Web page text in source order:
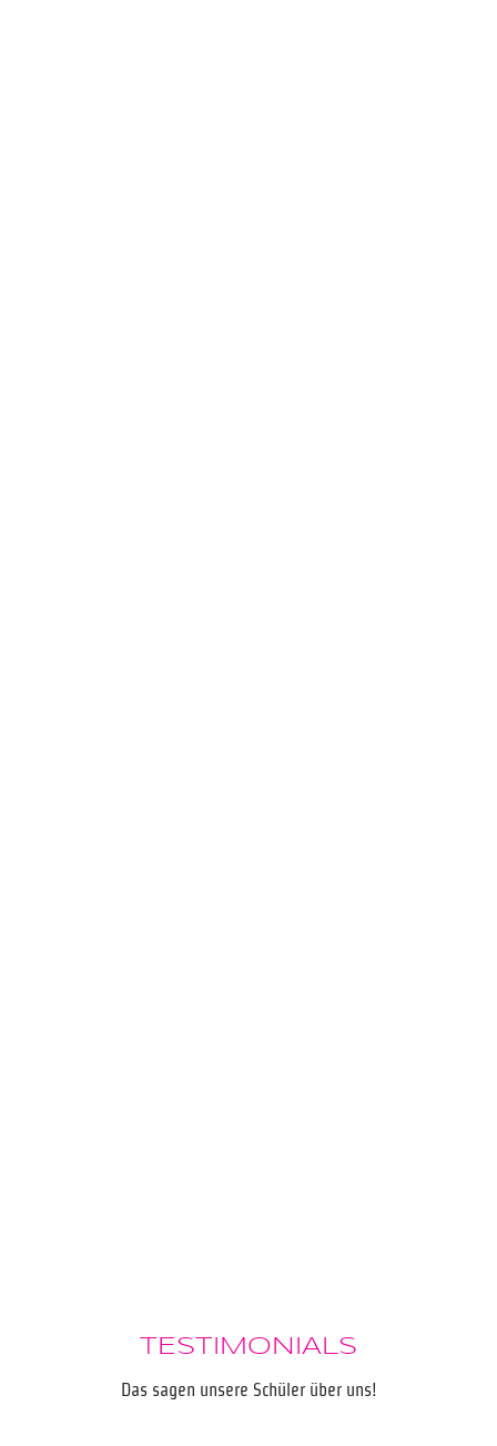
TESTIMONIALS
Das sagen unsere Schüler über uns!